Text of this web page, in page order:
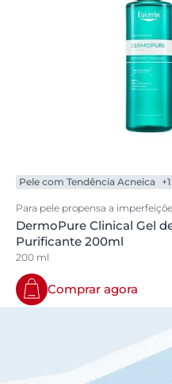
Pele com Tendência Acneica +1
Para pele propensa a
DermoPure Clinical Gel
Purificante 200ml
200 ml
Comprar agora